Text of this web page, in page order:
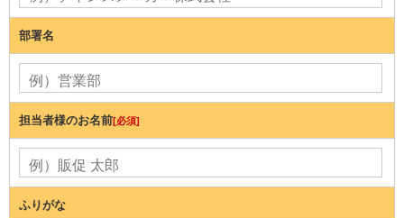
部署名
担当者様のお名前[必須]
ふりがな